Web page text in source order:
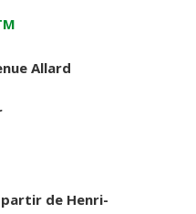
Allard
partir de Henri-